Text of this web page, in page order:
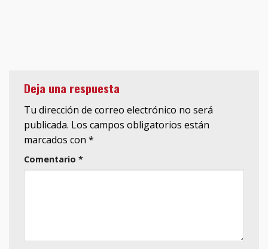
Deja una respuesta
Tu dirección de correo electrónico no será
publicada. Los campos obligatorios están
marcados con *
Comentario *